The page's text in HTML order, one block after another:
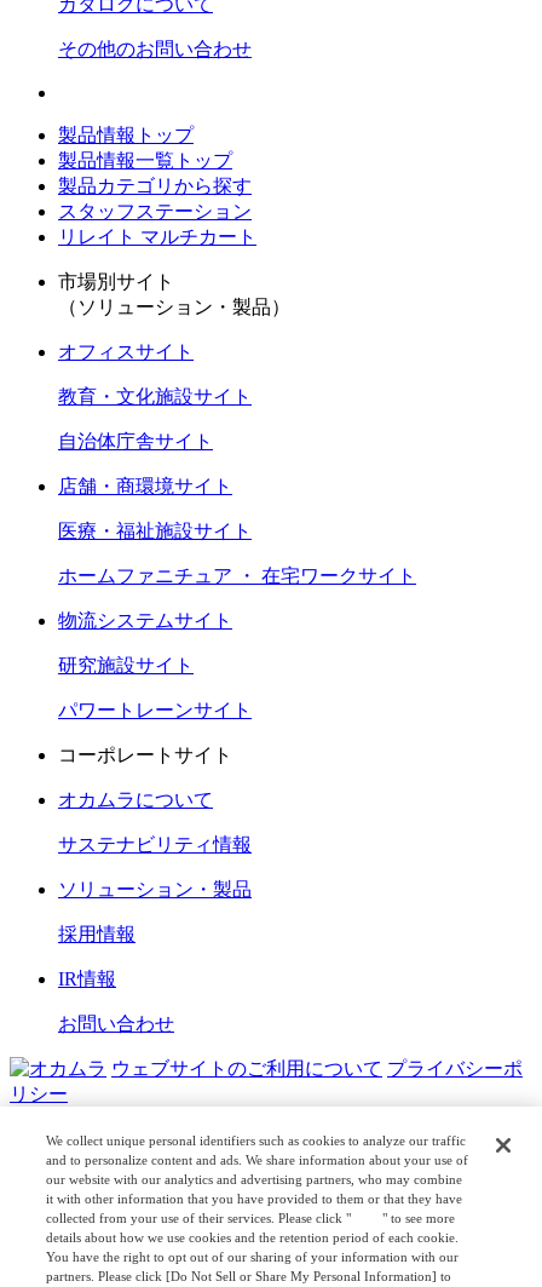
カタログについて
その他のお問い合わせ
製品情報トップ
製品情報一覧トップ
製品カテゴリから探す
スタッフステーション
リレイト マルチカート
市場別サイト
（ソリューション・製品）
オフィスサイト
教育・文化施設サイト
自治体庁舎サイト
店舗・商環境サイト
医療・福祉施設サイト
ホームファニチュア ・ 在宅ワークサイト
物流システムサイト
研究施設サイト
パワートレーンサイト
コーポレートサイト
オカムラについて
サステナビリティ情報
ソリューション・製品
採用情報
IR情報
お問い合わせ
ウェブサイトのご利用について プライバシーポ
リシー
COPYRIGHT © OKAMURA CORPORATION. ALL RIGHTS
RESERVED.
日本公式 企業広報
We collect unique personal identifiers such as cookies to analyze our traffic
and to personalize content and ads. We share information about your use of
our website with our analytics and advertising partners, who may combine
it with other information that you have provided to them or that they have
collected from your use of their services. Please click "
here" to see more
details about how we use cookies and the retention period of each cookie.
You have the right to opt out of our sharing of your information with our
partners. Please click [Do Not Sell or Share My Personal Information] to